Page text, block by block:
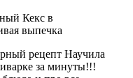
рецепт Научила
за минуты!!!